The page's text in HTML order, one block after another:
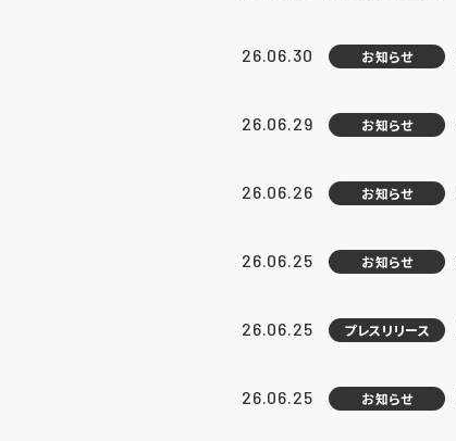
26.06.30 お知らせ
26.06.29 お知らせ
26.06.26 お知らせ
26.06.25 お知らせ
26.06.25 プレスリリース
26.06.25 お知らせ